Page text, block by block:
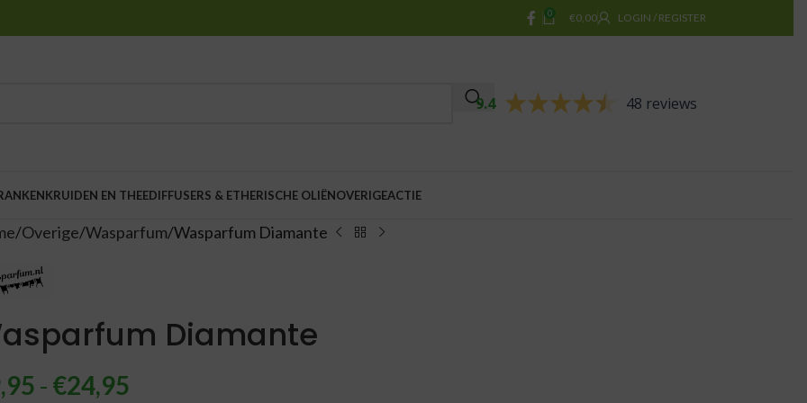
0 €0,00 LOGIN / REGISTER
9.4 48 reviews
KRUIDEN EN THEEDIFFUSERS & ETHERISCHE OLIËNOVERIGEACTIE
Overige Wasparfum Wasparfum Diamante
Diamante
- €24,95